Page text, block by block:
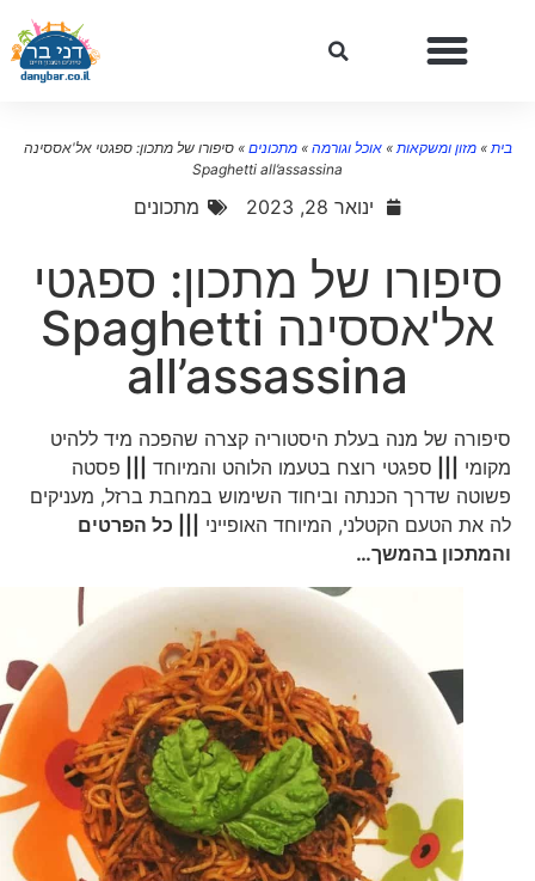
»מזון ומשקאות»אוכל וגורמה»מתכונים»סיפורו של מתכון: ספגטי אל'אססינה
Spaghetti all’assassina
ינואר 28, 2023 מתכונים
סיפורו של מתכון: ספגטי
אל'אססינה Spaghetti
all’assassina
סיפורה של מנה בעלת היסטוריה קצרה שהפכה מיד ללהיט
מקומי||| ספגטי רוצח בטעמו הלוהט והמיוחד|||
פסטה
פשוטה שדרך הכנתה וביחוד השימוש במחבת ברזל, מעניקים
לה את הטעם הקטלני, המיוחד האופייני||| כל הפרטים
והמתכון בהמשך…